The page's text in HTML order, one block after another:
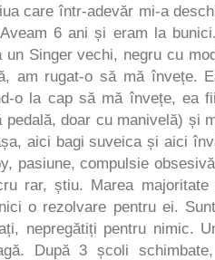
într-adevăr mi-a deschis
6 ani și eram la
Singer vechi, negru cu
am rugat-o să mă învețe.
o la cap să mă învețe, ea
doar cu manivelă) și
aici bagi suveica și aici
pasiune, compulsie
rar, știu. Marea
o rezolvare pentru ei.
nepregătiți pentru nimic.
După 3 școli